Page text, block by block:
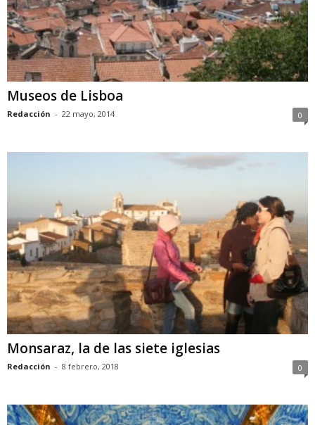
Museos de Lisboa
Redacción - 22 mayo, 2014 0
Monsaraz, la de las siete iglesias
Redacción - 8 febrero, 2018 0